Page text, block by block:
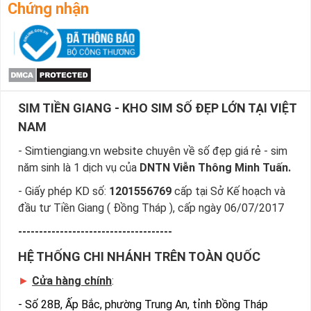
những yêu cầu của bạn, giúp bạn tìm sim nhanh nhất.
Bước 4 : Khi đã chọn được số ưng ý, bạn chọn “Đặt
mua” và điền các thông tin cá nhân của bạn.
Sau khi nhận được đơn đặt hàng của bạn, nhân viên sẽ gọi
điện và chốt đơn và gửi sim về theo địa chỉ của bạn.
được sim số đẹp giá rẻ, sim giảm giá gọi ngay vào
Hotline:0981.63.63.63 để đặt mua sim, hoặc có thể đến trực
Chứng nhận
SIM TIỀN GIANG - KHO SIM SỐ ĐẸP LỚN TẠI VIỆT
NAM
- Simtiengiang.vn website chuyên về số đẹp giá rẻ - sim
năm sinh là 1 dịch vụ của DNTN Viễn Thông Minh Tuấn.
- Giấy phép KD số: 1201556769 cấp tại Sở Kế hoạch và
đầu tư Tiền Giang ( Đồng Tháp ), cấp ngày 06/07/2017
-------------------------------------
HỆ THỐNG CHI NHÁNH TRÊN TOÀN QUỐC
► Cửa hàng chính:
- Số 28B, Ấp Bắc, phường Trung An, tỉnh Đồng Tháp